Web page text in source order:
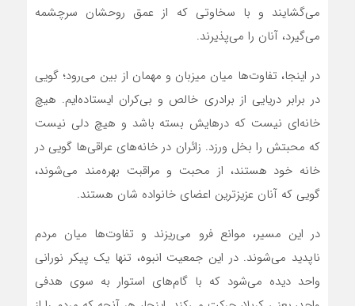
می‌گشایند و با سخاوتی که از عمق روحشان سرچشمه
می‌گیرد، آنان را می‌پذیرند.
در اینجا، تفاوت‌ها میان میزبان و مهمان از بین می‌رود؛ گویی
در برابر دریایی از برادری خالص و بی‌کران ایستاده‌ایم. هیچ
خانه‌ای نیست که درهایش بسته باشد و هیچ دلی نیست
که محبتش را بخل ورزد. زائران در خانه‌های عراقی‌ها گویی در
خانه خود هستند، از محبت و مراقبت بهره‌مند می‌شوند،
گویی که آنان عزیزترین اعضای خانواده شان هستند.
در این مسیر، موانع فرو می‌ریزند و تفاوت‌ها میان مردم
ناپدید می‌شوند. در این جمعیت انبوه، تنها یک پیکر نورانی
واحد دیده می‌شود که با گام‌های استوار به سوی هدفی